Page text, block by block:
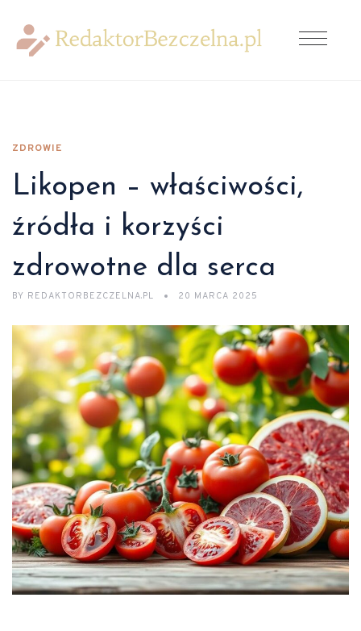
ZDROWIE
Likopen – właściwości,
źródła i korzyści
zdrowotne dla serca
BY REDAKTORBEZCZELNA.PL 20 MARCA 2025